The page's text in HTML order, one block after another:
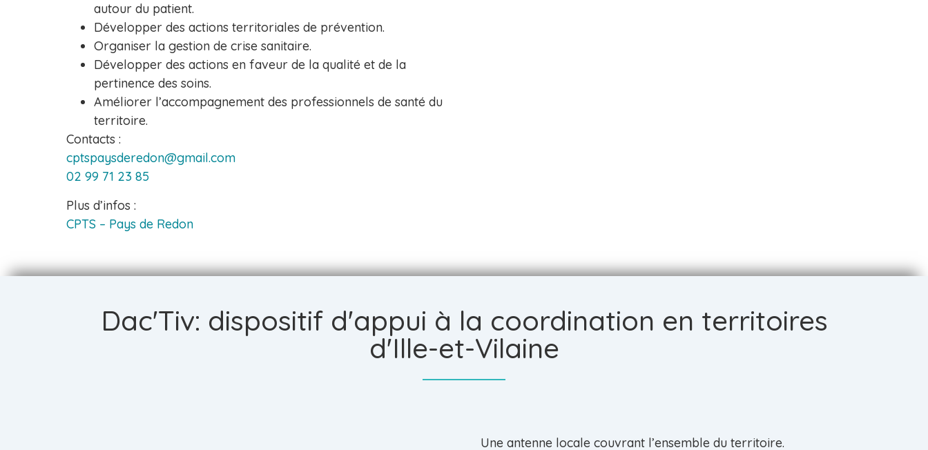
autour du patient.
Développer des actions territoriales de prévention.
Organiser la gestion de crise sanitaire.
Développer des actions en faveur de la qualité et de la
pertinence des soins.
Améliorer l’accompagnement des professionnels de santé du
territoire.
Contacts :
cptspaysderedon@gmail.com
02 99 71 23 85
Plus d’infos :
CPTS – Pays de Redon
Dac'Tiv: dispositif d'appui à la coordination en territoires
d'Ille-et-Vilaine
Une antenne locale couvrant l’ensemble du territoire.